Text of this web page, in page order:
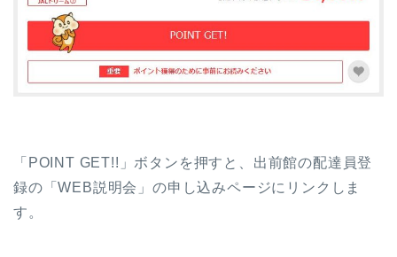
「POINT GET!!」ボタンを押すと、出前館の配達員登
録の「WEB説明会」の申し込みページにリンクしま
す。